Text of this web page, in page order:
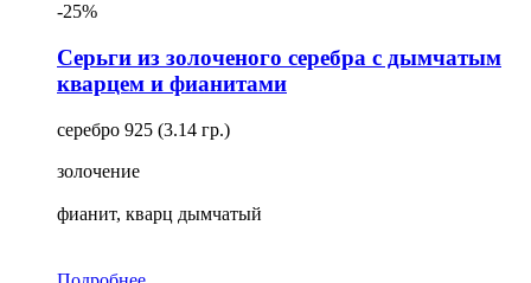
-25%
Серьги из золоченого серебра с дымчатым
кварцем и фианитами
серебро 925 (3.14 гр.)
золочение
фианит, кварц дымчатый